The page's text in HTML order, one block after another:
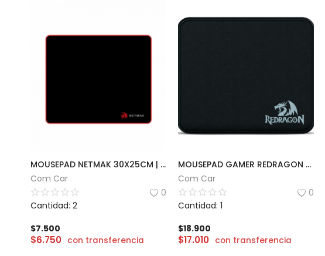
MOUSEPAD NETMAK 30X25CM | MP752
Com Car
0
Cantidad: 2
$7.500
$6.750 con transferencia
MOUSEPAD GAMER REDRAGON FLICK S | 25 x 21cm
Com Car
0
Cantidad: 1
$18.900
$17.010 con transferencia